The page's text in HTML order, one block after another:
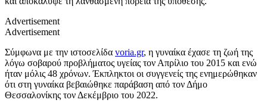
Advertisement
Advertisement
Σύμφωνα με την ιστοσελίδα voria.gr, η γυναίκα έχασε τη ζωή της
λόγω σοβαρού προβλήματος υγείας τον Απρίλιο του 2015 και ενώ
ήταν μόλις 48 χρόνων. Έκπληκτοι οι συγγενείς της ενημερώθηκαν
ότι στη γυναίκα βεβαιώθηκε παράβαση από τον Δήμο
Θεσσαλονίκης τον Δεκέμβριο του 2022.